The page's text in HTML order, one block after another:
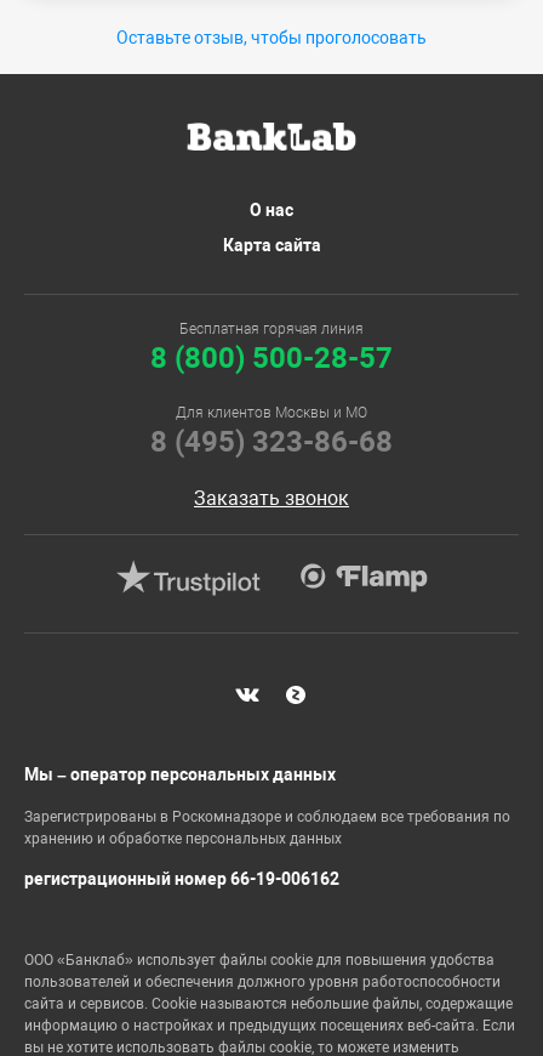
Оставьте отзыв, чтобы проголосовать
О нас
Карта сайта
Бесплатная горячая линия
8 (800) 500-28-57
Для клиентов Москвы и МО
8 (495) 323-86-68
Заказать звонок
Мы – оператор персональных данных
Зарегистрированы в Роскомнадзоре и соблюдаем все требования по
хранению и обработке персональных данных
регистрационный номер 66-19-006162
ООО «Банклаб» использует файлы cookie для повышения удобства
пользователей и обеспечения должного уровня работоспособности
сайта и сервисов. Cookie называются небольшие файлы, содержащие
информацию о настройках и предыдущих посещениях веб-сайта. Если
вы не хотите использовать файлы cookie, то можете изменить